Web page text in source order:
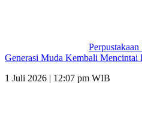
Generasi Muda Kembali
1 Juli 2026 | 12:07 pm WIB